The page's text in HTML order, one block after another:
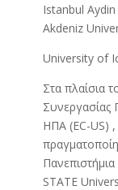
Istanbul
Akdeniz
University of
Στα πλαίσια
Συνεργασίας
ΗΠΑ (EC-US)
STATE